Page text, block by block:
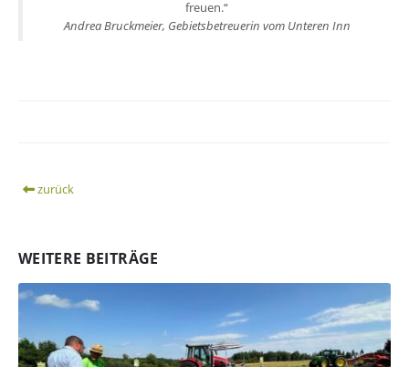
freuen.“
Andrea Bruckmeier, Gebietsbetreuerin vom Unteren Inn
zurück
WEITERE BEITRÄGE